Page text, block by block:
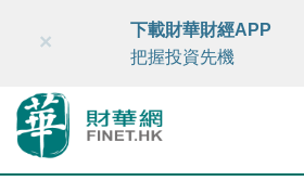
財華智庫網 FINTV FINMETA
×
下載財華財經APP
把握投資先機